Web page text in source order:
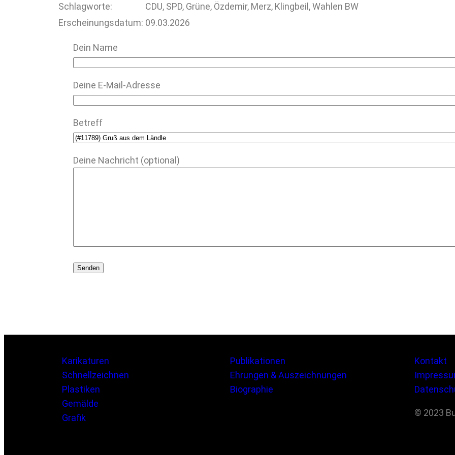
Schlagworte:
CDU, SPD, Grüne, Özdemir, Merz, Klingbeil, Wahlen BW
Erscheinungsdatum: 09.03.2026
Dein Name
Deine E-Mail-Adresse
Betreff
Deine Nachricht (optional)
Karikaturen
Schnellzeichnen
Plastiken
Gemälde
Grafik
Publikationen
Ehrungen & Auszeichnungen
Biographie
Kontakt
© 2023